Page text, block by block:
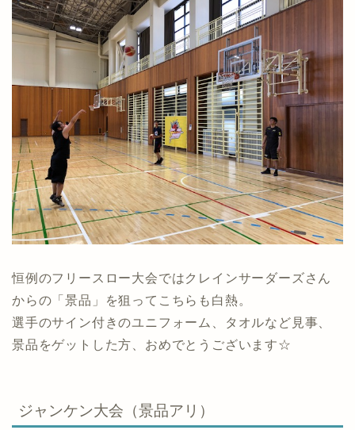
恒例のフリースロー大会ではクレインサーダーズさん
からの「景品」を狙ってこちらも白熱。
選手のサイン付きのユニフォーム、タオルなど見事、
景品をゲットした方、おめでとうございます☆
ジャンケン大会（景品アリ）